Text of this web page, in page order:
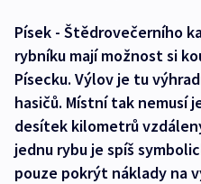
Písek - Štědrovečerního
rybníku mají možnost si
Písecku. Výlov je tu
hasičů. Místní tak nemusí
desítek kilometrů
jednu rybu je spíš
pouze pokrýt náklady na